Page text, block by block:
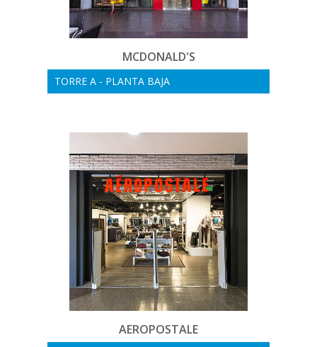
MCDONALD'S
TORRE A - PLANTA BAJA
AEROPOSTALE